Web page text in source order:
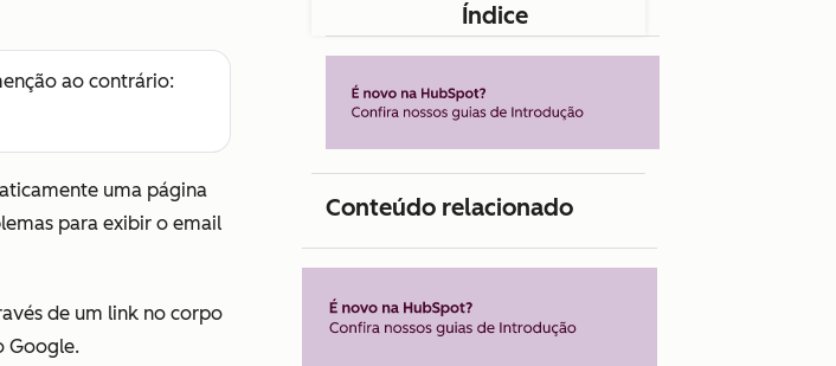
ao contrário:
uma página
para exibir o email
de um link no corpo
Google.
Índice
Conteúdo relacionado